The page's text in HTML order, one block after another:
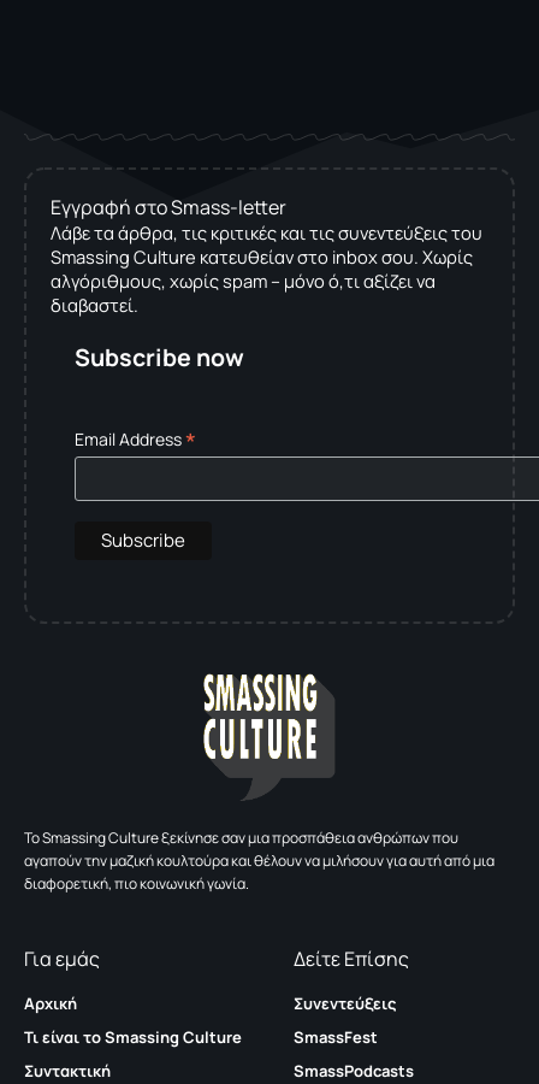
Εγγραφή στο Smass-letter
Λάβε τα άρθρα, τις κριτικές και τις συνεντεύξεις του
Smassing Culture κατευθείαν στο inbox σου. Χωρίς
αλγόριθμους, χωρίς spam – μόνο ό,τι αξίζει να
διαβαστεί.
Subscribe now
Email Address*
To Smassing Culture ξεκίνησε σαν μια προσπάθεια ανθρώπων που
αγαπούν την μαζική κουλτούρα και θέλουν να μιλήσουν για αυτή από μια
διαφορετική, πιο κοινωνική γωνία.
Για εμάς
Αρχική
Τι είναι το Smassing Culture
Συντακτική
Δείτε Επίσης
Συνεντεύξεις
SmassFest
SmassPodcasts